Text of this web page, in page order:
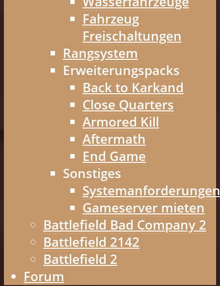
Fahrzeug
Freischaltungen
Rangsystem
Erweiterungspacks
Back to Karkand
Close Quarters
Armored Kill
Aftermath
End Game
Sonstiges
Systemanforderungen
Gameserver mieten
Battlefield Bad Company 2
Battlefield 2142
Battlefield 2
Forum